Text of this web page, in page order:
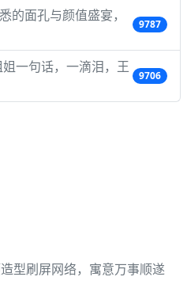
的面孔与颜值盛宴，
9787
一句话，一滴泪，王
9706
型刷屏网络，寓意万事顺遂